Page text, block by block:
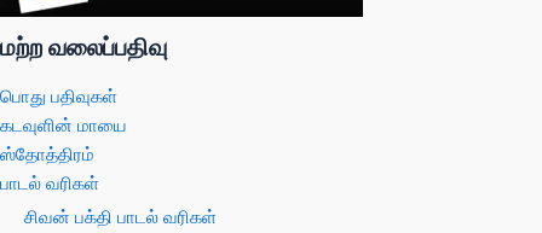
மற்ற வலைப்பதிவு
பொது பதிவுகள்
கடவுளின் மாயை
ஸ்தோத்திரம்
பாடல் வரிகள்
சிவன் பக்தி பாடல் வரிகள்